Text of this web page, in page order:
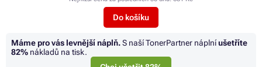
Do košíku
Máme pro vás levnější náplň.S naší TonerPartner náplníušetříte
82% nákladů na tisk.